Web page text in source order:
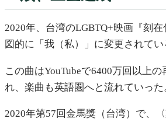
2020年、台湾のLGBTQ+映画『刻
図的に「我（私）」に変更されて
この曲はYouTubeで6400万回以上
れ、楽曲も英語圏へと流れていった
2020年第57回金馬獎（台湾）で、